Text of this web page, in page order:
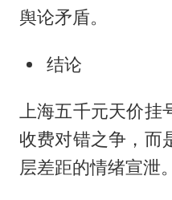
舆论矛盾。
结论
上海五千元天价挂
收费对错之争，而
层差距的情绪宣泄。